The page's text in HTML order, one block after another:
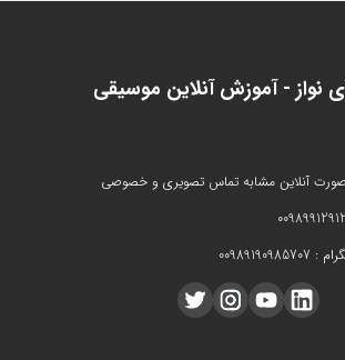
نواز - آموزش آنلاین موسیقی
صورت آنلاین مشابه تماس تصویری و خصوصی